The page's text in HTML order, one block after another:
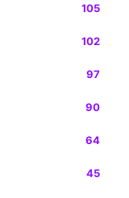
105
102
97
90
64
45